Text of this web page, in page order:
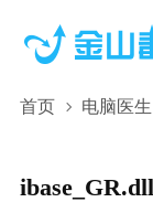
首页 电脑医生
ibase_GR.dll